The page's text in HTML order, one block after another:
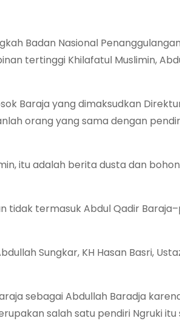
Badan Nasional
tertinggi Khilafatul Muslimin,
Baraja yang dimaksudkan
orang yang sama dengan
itu adalah berita dusta dan
tidak termasuk Abdul Qadir
Sungkar, KH Hasan Basri,
sebagai Abdullah Baradja
salah satu pendiri Ngruki itu